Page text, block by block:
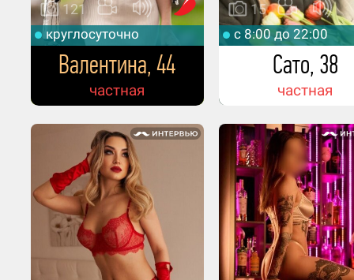
круглосуточно
Валентина, 44
частная
121
c 8:00 до 22:00
Сато, 38
частная
15